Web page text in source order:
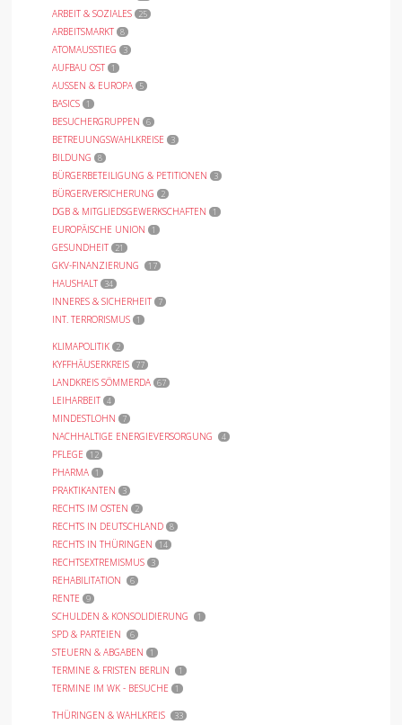
ARBEIT & SOZIALES 25
ARBEITSMARKT 8
ATOMAUSSTIEG 3
AUFBAU OST 1
AUSSEN & EUROPA 5
BASICS 1
BESUCHERGRUPPEN 6
BETREUUNGSWAHLKREISE 3
BILDUNG 8
BÜRGERBETEILIGUNG & PETITIONEN 3
BÜRGERVERSICHERUNG 2
DGB & MITGLIEDSGEWERKSCHAFTEN 1
EUROPÄISCHE UNION 1
GESUNDHEIT 21
GKV-FINANZIERUNG 17
HAUSHALT 34
INNERES & SICHERHEIT 7
INT. TERRORISMUS 1
KLIMAPOLITIK 2
KYFFHÄUSERKREIS 77
LANDKREIS SÖMMERDA 67
LEIHARBEIT 4
MINDESTLOHN 7
NACHHALTIGE ENERGIEVERSORGUNG 4
PFLEGE 12
PHARMA 1
PRAKTIKANTEN 3
RECHTS IM OSTEN 2
RECHTS IN DEUTSCHLAND 8
RECHTS IN THÜRINGEN 14
RECHTSEXTREMISMUS 3
REHABILITATION 6
RENTE 9
SCHULDEN & KONSOLIDIERUNG 1
SPD & PARTEIEN 6
STEUERN & ABGABEN 1
TERMINE & FRISTEN BERLIN 1
TERMINE IM WK - BESUCHE 1
THÜRINGEN & WAHLKREIS 33